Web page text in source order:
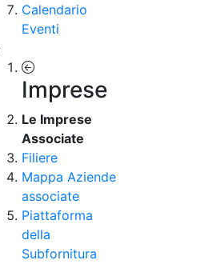
Calendario
Eventi
Imprese
Le Imprese
Associate
Filiere
Mappa Aziende
associate
Piattaforma
della
Subfornitura